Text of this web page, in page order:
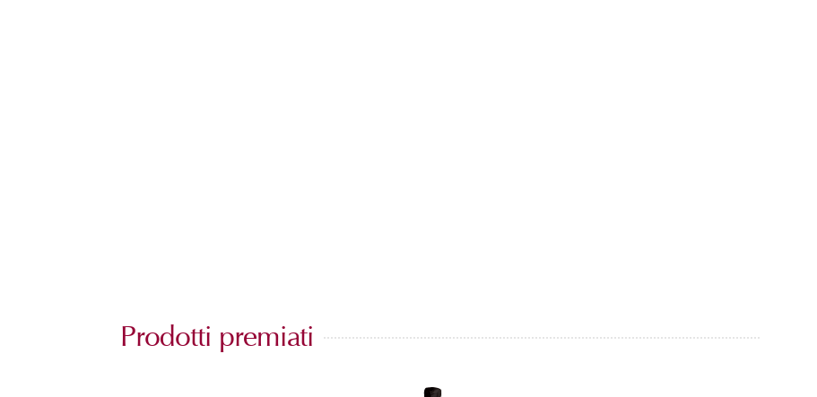
Prodotti premiati